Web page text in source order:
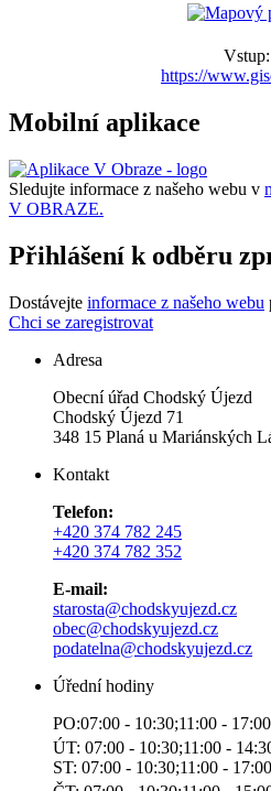
Vstup:
https://
Mobilní aplikace
Sledujte informace z našeho webu v
V OBRAZE.
Přihlášení k odběru
Dostávejte informace z našeho webu
Chci se zaregistrovat
Adresa
Obecní úřad Chodský Újezd
Chodský Újezd 71
348 15 Planá u Mariánských
Kontakt
Telefon:
+420 374 782 245
+420 374 782 352
E-mail:
starosta@chodskyujezd.cz
obec@chodskyujezd.cz
podatelna@chodskyujezd.cz
Úřední hodiny
PO:07:00 - 10:30;11:00 - 17:00
ÚT: 07:00 - 10:30;11:00 -
ST: 07:00 - 10:30;11:00 - 17:00